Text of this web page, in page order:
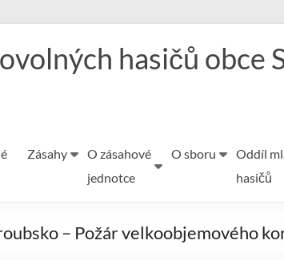
hasičů obce
Zásahy
O zásahové
jednotce
O sboru
Oddíl
hasičů
– Požár velkoobjemového